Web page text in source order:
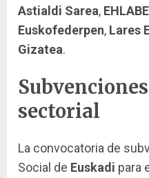
Astialdi Sarea, EHLABE
Euskofederpen, Lares
Gizatea.
sectorial
La convocatoria de
Social de Euskadi para